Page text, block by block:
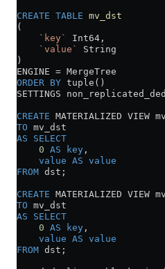
CREATE TABLE mv_dst
(
    `key`
Int64,
    `value`
String
)
ENGINE = MergeTree
ORDER BY tuple()
SETTINGS
CREATE MATERIALIZED VIEW
TO mv_dst
AS SELECT
    0
AS key ,
    value
AS value
FROM dst;
CREATE MATERIALIZED VIEW
TO mv_dst
AS SELECT
    0
AS key ,
    value
AS value
FROM dst;